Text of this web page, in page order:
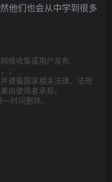
他们也会从中学到很多
络收集或用户发布.
；
遵循国家相关法律、法规
由使用者承担。
时间删除。